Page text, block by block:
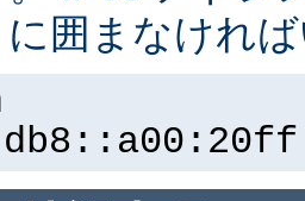
囲まなけれ